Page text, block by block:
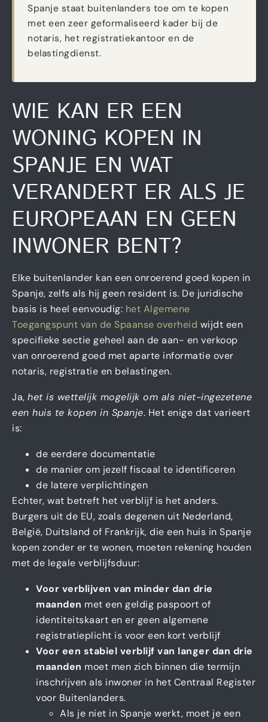
Spanje staat buitenlanders toe om te kopen
met een zeer geformaliseerd kader bij de
notaris, het registratiekantoor en de
belastingdienst.
WIE KAN ER EEN
WONING KOPEN IN
SPANJE EN WAT
VERANDERT ER ALS JE
EUROPEAAN EN GEEN
INWONER BENT?
Elke buitenlander kan een onroerend goed kopen in
Spanje, zelfs als hij geen resident is. De juridische
basis is heel eenvoudig: het Algemene
Toegangspunt van de Spaanse overheid wijdt een
specifieke sectie geheel aan de aan- en verkoop
van onroerend goed met aparte informatie over
notaris, registratie en belastingen.
Ja, het is wettelijk mogelijk om als niet-ingezetene
een huis te kopen in Spanje. Het enige dat varieert
is:
de eerdere documentatie
de manier om jezelf fiscaal te identificeren
de latere verplichtingen
Echter, wat betreft het verblijf is het anders.
Burgers uit de EU, zoals degenen uit Nederland,
België, Duitsland of Frankrijk, die een huis in Spanje
kopen zonder er te wonen, moeten rekening houden
met de legale verblijfsduur:
Voor verblijven van minder dan drie
maanden met een geldig paspoort of
identiteitskaart en er geen algemene
registratieplicht is voor een kort verblijf
Voor een stabiel verblijf van langer dan drie
maanden moet men zich binnen die termijn
inschrijven als inwoner in het Centraal Register
voor Buitenlanders.
Als je niet in Spanje werkt, moet je een